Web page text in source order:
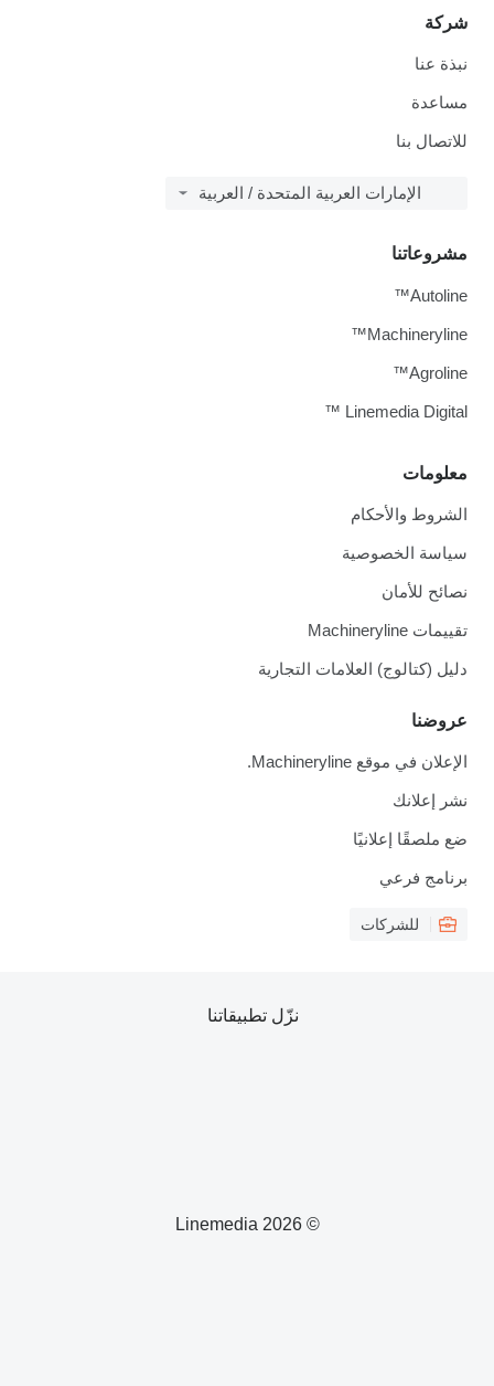
شركة
نبذة عنا
مساعدة
للاتصال بنا
الإمارات العربية المتحدة / العربية
معلومات
الشروط والأحكام
سياسة الخصوصية
نصائح للأمان
تقييمات Machineryline
دليل (كتالوج) العلامات التجارية
عروضنا
الإعلان في موقع Machineryline.
نشر إعلانك
ضع ملصقًا إعلانيًا
برنامج فرعي
للشركات
مشروعاتنا
Autoline™
Machineryline™
Agroline™
Linemedia Digital ™
© 2026 Linemedia
نزّل تطبيقاتنا